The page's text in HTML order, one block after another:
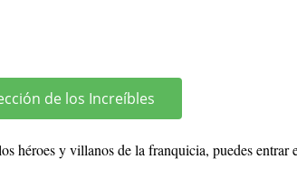
de los Increíbles
héroes y villanos de la franquicia, puedes entrar